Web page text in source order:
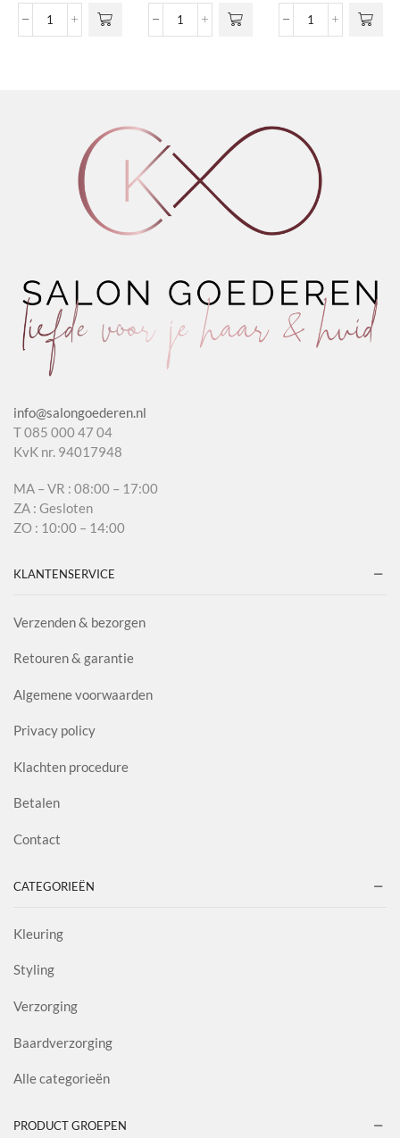
Extreme
Wave
Conditioning
info@salongoederen.nl
T 085 000 47 04
KvK nr. 94017948
MA – VR : 08:00 – 17:00
ZA : Gesloten
ZO : 10:00 – 14:00
KLANTENSERVICE
Verzenden & bezorgen
Retouren & garantie
Algemene voorwaarden
Privacy policy
Klachten procedure
Betalen
Contact
CATEGORIEËN
Kleuring
Styling
Verzorging
Baardverzorging
Alle categorieën
PRODUCT GROEPEN